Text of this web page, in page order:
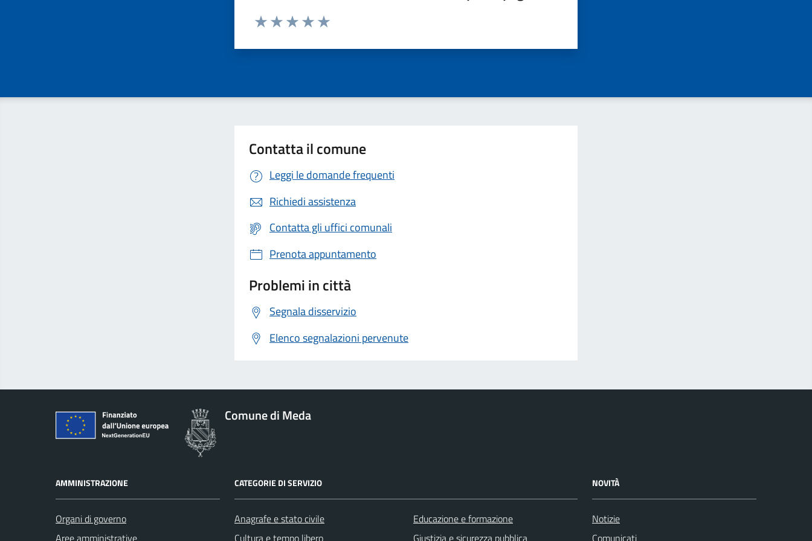
Valuta da 1 a 5 stelle la pagina
Contatta il comune
Leggi le domande frequenti
Richiedi assistenza
Contatta gli uffici comunali
Prenota appuntamento
Problemi in città
Segnala disservizio
Elenco segnalazioni pervenute
Comune di Meda
AMMINISTRAZIONE
Organi di governo
CATEGORIE DI SERVIZIO
Anagrafe e stato civile
Educazione e formazione
NOVITÀ
Notizie